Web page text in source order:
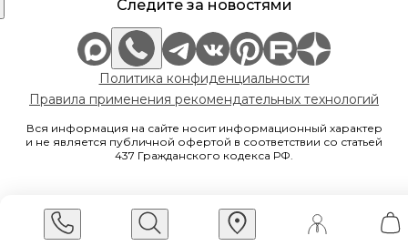
Следите за новостями
Политика конфиденциальности
Правила применения рекомендательных технологий
Вся информация на сайте носит информационный характер
и не является публичной офертой в соответствии со статьей
437 Гражданского кодекса РФ.